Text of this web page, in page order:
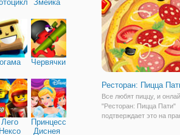
Змейка
Червячки
Лего
Нексо
Принцессы
Диснея
жизнерадостное место,
Ресторан: Пицца
Все любят пиццу, и
"Ресторан: Пицца Пати"
подтверждает это на